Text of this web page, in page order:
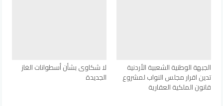
الجبهة الوطنية الشعبية الأردنية
تدين اقرار مجلس النواب لمشروع
قانون الملكية العقارية
لا شكاوى بشأن أسطوانات الغاز
الجديدة